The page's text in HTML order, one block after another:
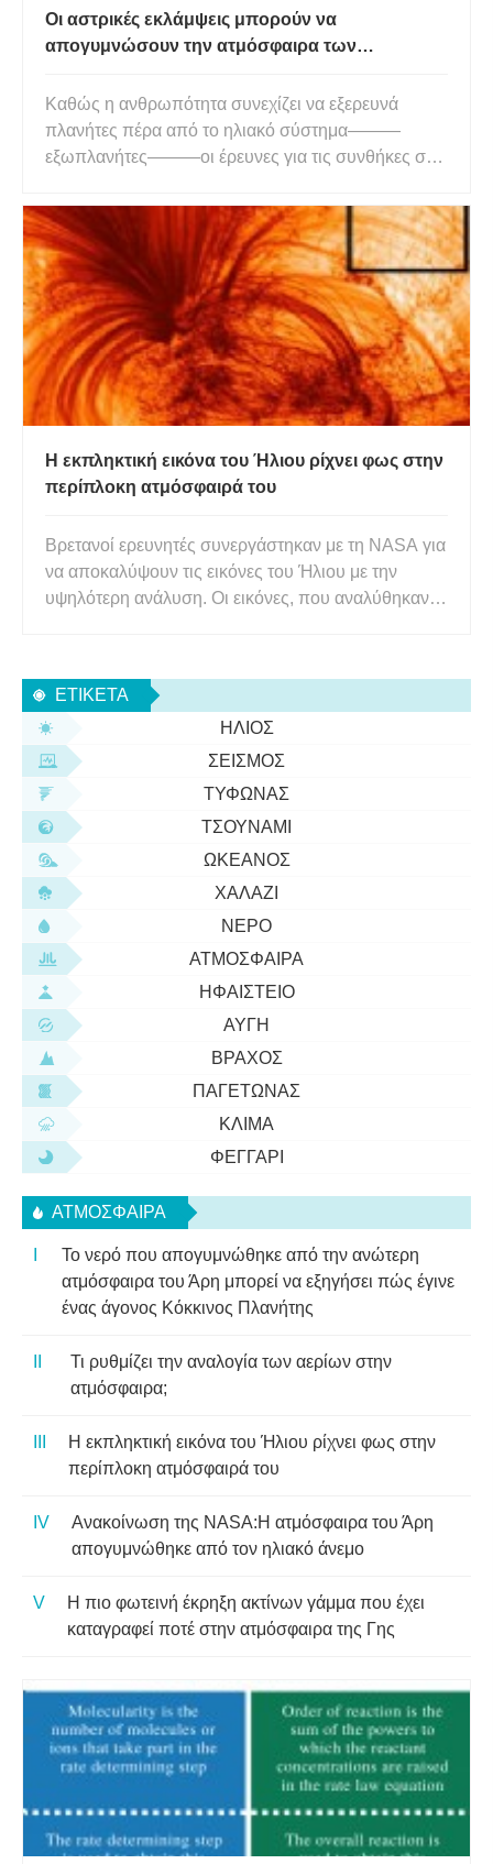
Οι αστρικές εκλάμψεις μπορούν να
απογυμνώσουν την ατμόσφαιρα των
κατοικήσιμους
Καθώς η ανθρωπότητα συνεχίζει να εξερευνά
πλανήτες πέρα ​​από το ηλιακό σύστημα———
εξωπλανήτες———οι έρευνες για τις συνθήκες σε
περίπλοκες. Αυτό περιλαμβάνει το ερώτημα εάν
αυτοί οι εξωπλανήτες μπορούν να υποστηρίξουν
ζωή. Νέα έρευνα έχει εντοπίσει ποια αστέ
Η εκπληκτική εικόνα του Ήλιου ρίχνει φως στην
περίπλοκη ατμόσφαιρά του
Βρετανοί ερευνητές συνεργάστηκαν με τη NASA για
να αποκαλύψουν τις εικόνες του Ήλιου με την
υψηλότερη ανάλυση. Οι εικόνες, που αναλύθηκαν
Marshall Space Flight Centre της NASA, παρέχουν
στους αστρονόμους μια καλύτερ
ΕΤΙΚΈΤΑ
ΉΛΙΟΣ
ΣΕΙΣΜΌΣ
ΤΥΦΏΝΑΣ
ΤΣΟΥΝΆΜΙ
ΩΚΕΑΝΌΣ
ΧΑΛΆΖΙ
ΝΕΡΌ
ΑΤΜΌΣΦΑΙΡΑ
ΗΦΑΊΣΤΕΙΟ
ΑΥΓΉ
ΒΡΆΧΟΣ
ΠΑΓΕΤΏΝΑΣ
ΚΛΊΜΑ
ΦΕΓΓΆΡΙ
ΑΤΜΌΣΦΑΙΡΑ
Το νερό που απογυμνώθηκε από την ανώτερη
ατμόσφαιρα του Άρη μπορεί να εξηγήσει πώς έγινε
ένας άγονος Κόκκινος Πλανήτης
Τι ρυθμίζει την αναλογία των αερίων στην
ατμόσφαιρα;
Η εκπληκτική εικόνα του Ήλιου ρίχνει φως στην
περίπλοκη ατμόσφαιρά του
Ανακοίνωση της NASA:Η ατμόσφαιρα του Άρη
απογυμνώθηκε από τον ηλιακό άνεμο
Η πιο φωτεινή έκρηξη ακτίνων γάμμα που έχει
καταγραφεί ποτέ στην ατμόσφαιρα της Γης